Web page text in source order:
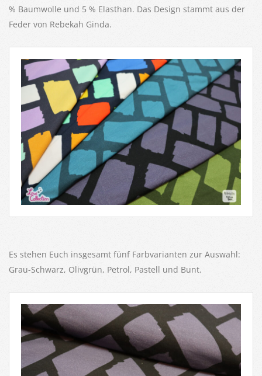
% Baumwolle und 5 % Elasthan. Das Design stammt aus der
Feder von Rebekah Ginda.
Es stehen Euch insgesamt fünf Farbvarianten zur Auswahl:
Grau-Schwarz, Olivgrün, Petrol, Pastell und Bunt.